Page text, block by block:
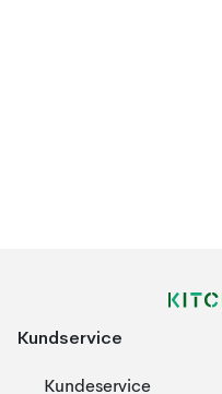
Kundservice
Kundeservice